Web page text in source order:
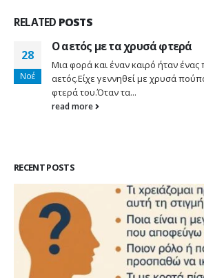
RELATED POSTS
28
Νοέ
Ο αετός με τα χρυσά φτερά
Μια φορά και έναν καιρό ήταν
αετός.Είχε γεννηθεί με χρυσά
φτερά του.Όταν τα...
read more
RECENT POSTS